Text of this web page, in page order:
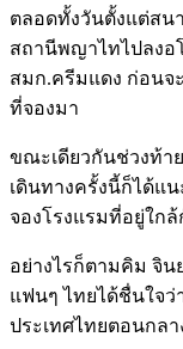
ตลอดทั้งวันตั้งแต่สน
สถานีพญาไทไปลงอ
สมก.ครีมแดง ก่อนจ
ที่จองมา
ขณะเดียวกันช่วงท้าย
เดินทางครั้งนี้ก็ได้แน
จองโรงแรมที่อยู่ใก
อย่างไรก็ตามคิม จิน
แฟนๆ ไทยได้ชื่นใจว่
ประเทศไทยตอนกล